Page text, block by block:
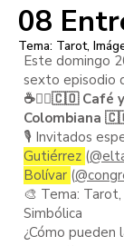
08
Tema: Tarot,
Este domingo
sexto episodio
☕️🧙‍♂️🇨🇴 Café
Colombiana
🎙️ Invitados
Gutiérrez (
Bolívar (
🎨 Tema:
Simbólica
¿Cómo pueden